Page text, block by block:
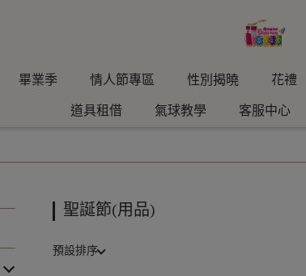
畢業季 情人節專區 性別揭曉 花禮
道具租借 氣球教學 客服中心
聖誕節(用品)
預設排序